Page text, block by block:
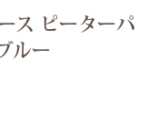
ス ピーターパ
ルー